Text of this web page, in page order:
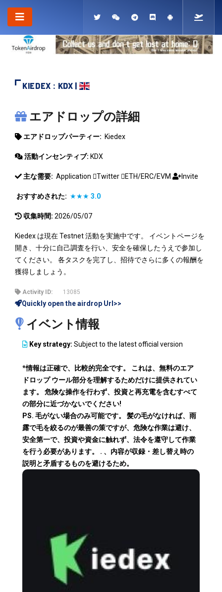
KIEDEX : KDX |
KIEDEX
エアドロップの詳細
エアドロップパーティー: Kiedex
活動インセンティブ: KDX
主な需要: Application Twitter ETH/ERC/EVM Invite
おすすめされた: ★★★ 3.0
収集時間: 2026/05/07
Kiedex は現在 Testnet 活動を実施中です。 イベントページを
開き、十分に自己調査を行い、安全を確保したうえで参加し
てください。 各タスクを完了し、招待でさらに多くの報酬を
獲得しましょう。
Activity ID: 13085
Quickly open the airdrop Url>>
イベント情報
Key strategy: Subject to the latest official version
*情報は正確で、比較的完全です。 これは、無料のエア
ドロップ ウール部分を理解するためだけに提供されてい
ます。 危険な操作を行わず、投資と再充電を含むすべて
の部分に近づかないでください!
PS. 毛がない場合のみ可能です。 髪の毛がなければ、雨
露で毛を絞るのが最善の策ですが、危険な作業は避け、
安全第一で、投資や資金に触れず、法令を遵守して作業
を行う必要があります。 . 、内容が収録・差し替え時の
説明と矛盾するものを避けるため。